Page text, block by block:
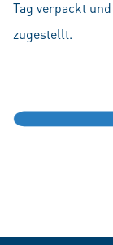
Tag verpackt
zugestellt.